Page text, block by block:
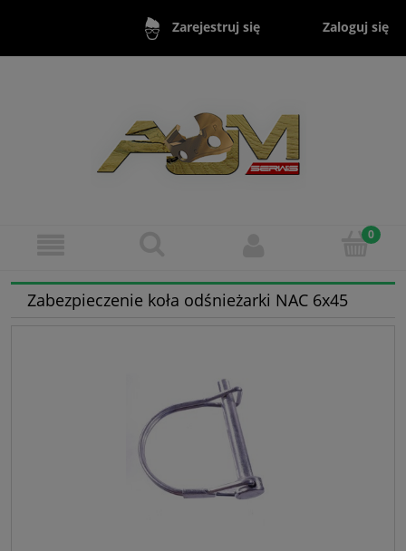
Zarejestruj się Zaloguj się
Zabezpieczenie koła odśnieżarki NAC 6x45